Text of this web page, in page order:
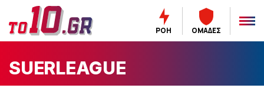
ΡΟΗ ΟΜΑΔΕΣ
SUERLEAGUE